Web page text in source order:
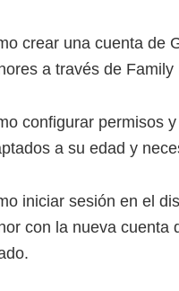
crear una cuenta de
a través de Family
configurar permisos
a su edad y
iniciar sesión en el
con la nueva cuenta